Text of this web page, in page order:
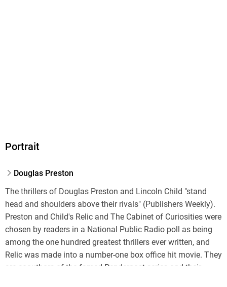
Portrait
Douglas Preston
The thrillers of Douglas Preston and Lincoln Child "stand
head and shoulders above their rivals" (Publishers Weekly).
Preston and Child's Relic and The Cabinet of Curiosities were
chosen by readers in a National Public Radio poll as being
among the one hundred greatest thrillers ever written, and
Relic was made into a number-one box office hit movie. They
are coauthors of the famed Pendergast series and their